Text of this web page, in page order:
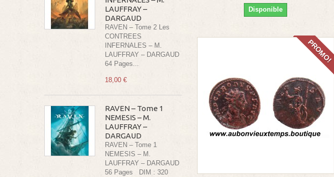
LAUFFRAY –
DARGAUD
RAVEN – Tome 2 Les
CONTREES
INFERNALES – M.
LAUFFRAY – DARGAUD
64 Pages...
18,00 €
RAVEN – Tome 1
NEMESIS – M.
LAUFFRAY –
DARGAUD
RAVEN – Tome 1
NEMESIS – M.
LAUFFRAY – DARGAUD
56 Pages DIM : 320
Disponible
PROMO!